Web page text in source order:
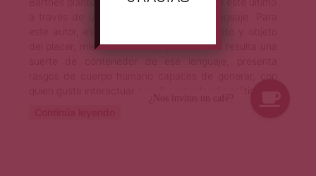
del placer, mientras el texto, que a su vez resulta una